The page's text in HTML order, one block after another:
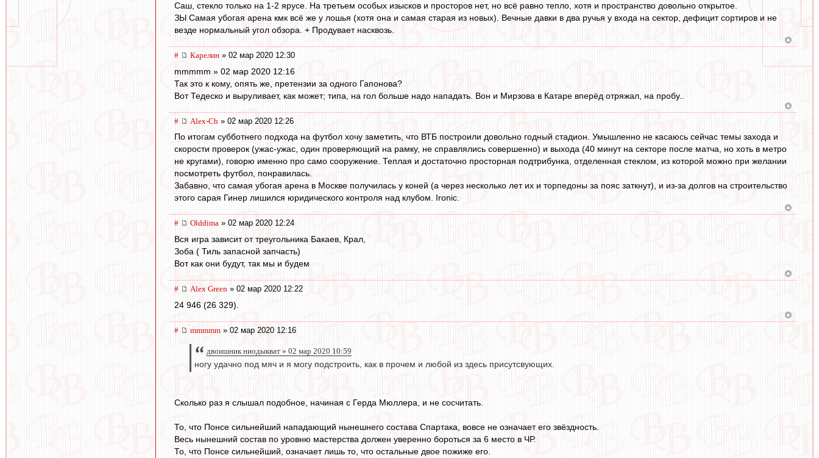
Саш, стекло только на 1-2 ярусе. На третьем особых изысков и просторов нет, но всё равно тепло, хотя и пространство довольно открытое.
ЗЫ Самая убогая арена кмк всё же у лошья (хотя она и самая старая из новых). Вечные давки в два ручья у входа на сектор, дефицит сортиров и не
везде нормальный угол обзора. + Продувает насквозь.
# Карелин » 02 мар 2020 12:30
mmmmm » 02 мар 2020 12:16
Так это к кому, опять же, претензии за одного Гапонова?
Вот Тедеско и выруливает, как может; типа, на гол больше надо нападать. Вон и Мирзова в Катаре вперёд отряжал, на пробу..
# Alex-Ch » 02 мар 2020 12:26
По итогам субботнего подхода на футбол хочу заметить, что ВТБ построили довольно годный стадион. Умышленно не касаюсь сейчас темы захода и
скорости проверок (ужас-ужас, один проверяющий на рамку, не справлялись совершенно) и выхода (40 минут на секторе после матча, но хоть в метро
не кругами), говорю именно про само сооружение. Теплая и достаточно просторная подтрибунка, отделенная стеклом, из которой можно при желании
посмотреть футбол, понравилась.
Забавно, что самая убогая арена в Москве получилась у коней (а через несколько лет их и торпедоны за пояс заткнут), и из-за долгов на строительство
этого сарая Гинер лишился юридического контроля над клубом. Ironic.
# Olddima » 02 мар 2020 12:24
Вся игра зависит от треугольника Бакаев, Крал,
Зоба ( Тиль запасной запчасть)
Вот как они будут, так мы и будем
# Alex Green » 02 мар 2020 12:22
24 946 (26 329).
# mmmmm » 02 мар 2020 12:16
двоишник ниодыкват » 02 мар 2020 10:59
ногу удачно под мяч и я могу подстроить, как в прочем и любой из здесь присутсвующих.
Сколько раз я слышал подобное, начиная с Герда Мюллера, и не сосчитать.
То, что Понсе сильнейший нападающий нынешнего состава Спартака, вовсе не означает его звёздность.
Весь нынешний состав по уровню мастерства должен уверенно бороться за 6 место в ЧР.
То, что Понсе сильнейший, означает лишь то, что остальные двое пожиже его.